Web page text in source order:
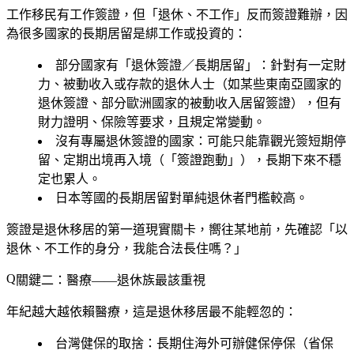
工作移民有工作簽證，但「退休、不工作」反而簽證難辦，因
為很多國家的長期居留是綁工作或投資的：
部分國家有「退休簽證／長期居留」
：針對有一定財
力、被動收入或存款的退休人士（如某些東南亞國家的
退休簽證、部分歐洲國家的被動收入居留簽證），但有
財力證明、保險等要求，且規定常變動。
沒有專屬退休簽證的國家 ：可能只能靠觀光簽短期停
留、定期出境再入境（「簽證跑動」），長期下來不穩
定也累人。
日本等國的長期居留對單純退休者門檻較高。
簽證是退休移居的第一道現實關卡 ，嚮往某地前，先確認「以
退休、不工作的身分，我能合法長住嗎？」
關鍵二：醫療——退休族最該重視
年紀越大越依賴醫療，這是退休移居最不能輕忽的：
台灣健保的取捨 ：長期住海外可辦健保停保（省保